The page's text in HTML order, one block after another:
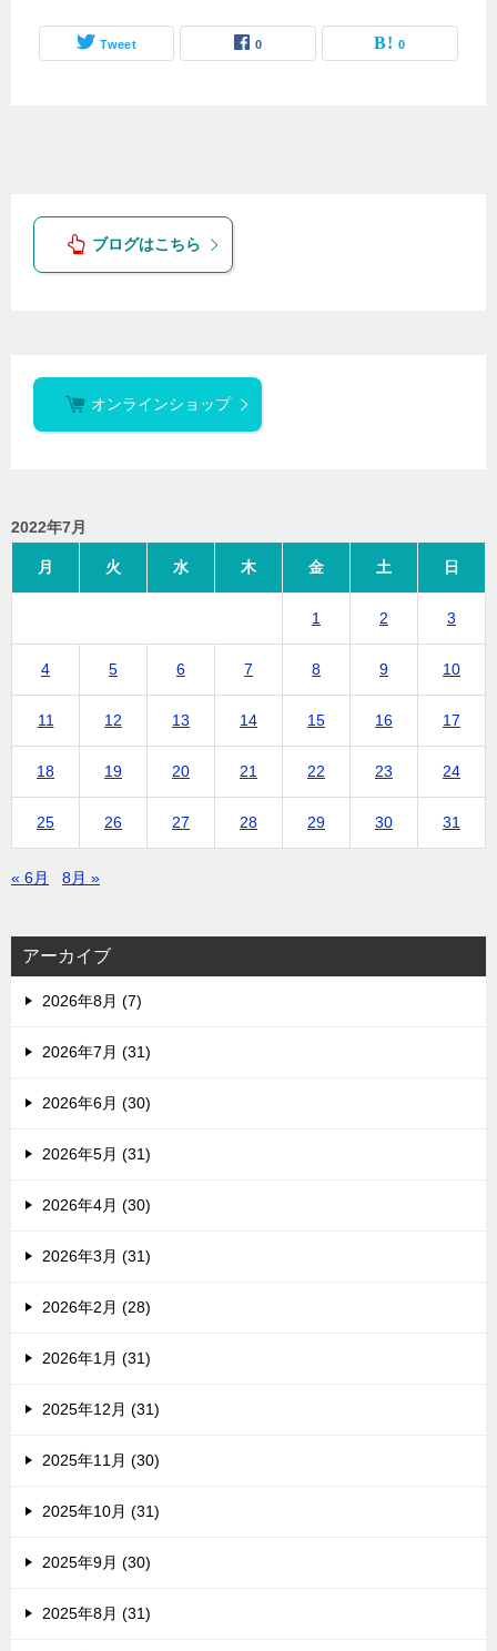
Tweet 0 0
ブログはこちら
オンラインショップ
2022年7月
月 火 水 木 金 土 日
1 2 3
4 5 6 7 8 9 10
11 12 13 14 15 16 17
18 19 20 21 22 23 24
25 26 27 28 29 30 31
« 6月 8月 »
アーカイブ
2026年8月 (7)
2026年7月 (31)
2026年6月 (30)
2026年5月 (31)
2026年4月 (30)
2026年3月 (31)
2026年2月 (28)
2026年1月 (31)
2025年12月 (31)
2025年11月 (30)
2025年10月 (31)
2025年9月 (30)
2025年8月 (31)